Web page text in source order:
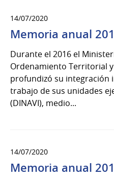
14/07/2020
Memoria anual
Durante el 2016 el
Ordenamiento Territorial
profundizó su integración
trabajo de sus unidades
(DINAVI), medio...
14/07/2020
Memoria anual